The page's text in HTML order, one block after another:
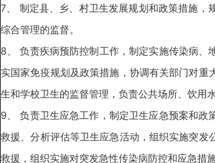
7、 制定县、乡、村卫生发展规划和政策措施，
综合管理的监督。
8、 负责疾病预防控制工作，制定实施传染病
实国家免疫规划及政策措施，协调有关部门对
生和学校卫生的监督管理，负责公共场所、饮用
9、 负责卫生应急工作，制定卫生应急预案和
救援、分析评估等卫生应急活动，组织实施突
救援，组织实施对突发急性传染病防控和应急措